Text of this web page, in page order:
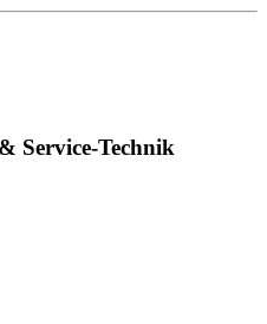
Service-Technik